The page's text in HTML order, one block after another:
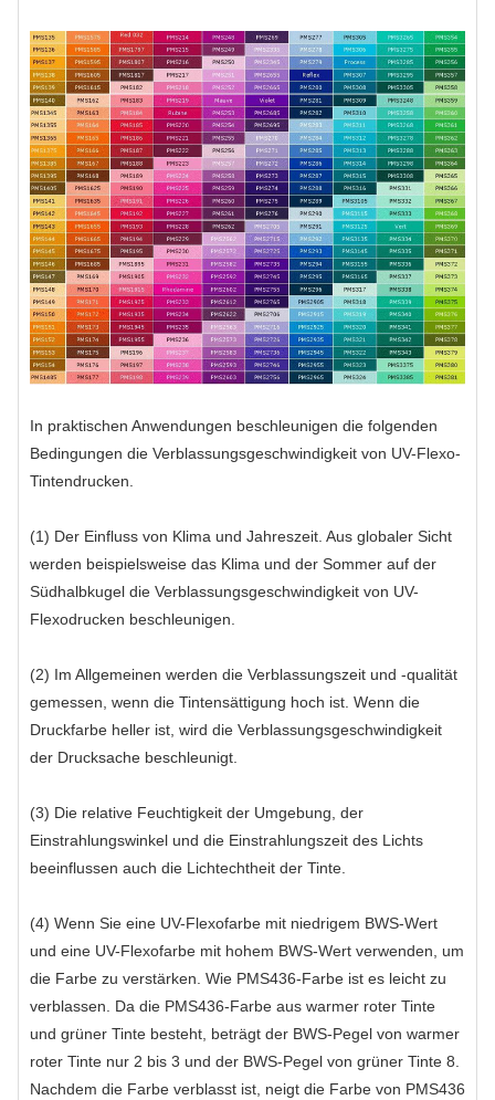
In praktischen Anwendungen beschleunigen die folgenden
Bedingungen die Verblassungsgeschwindigkeit von UV-Flexo-
Tintendrucken.
(1) Der Einfluss von Klima und Jahreszeit. Aus globaler Sicht
werden beispielsweise das Klima und der Sommer auf der
Südhalbkugel die Verblassungsgeschwindigkeit von UV-
Flexodrucken beschleunigen.
(2) Im Allgemeinen werden die Verblassungszeit und -qualität
gemessen, wenn die Tintensättigung hoch ist. Wenn die
Druckfarbe heller ist, wird die Verblassungsgeschwindigkeit
der Drucksache beschleunigt.
(3) Die relative Feuchtigkeit der Umgebung, der
Einstrahlungswinkel und die Einstrahlungszeit des Lichts
beeinflussen auch die Lichtechtheit der Tinte.
(4) Wenn Sie eine UV-Flexofarbe mit niedrigem BWS-Wert
und eine UV-Flexofarbe mit hohem BWS-Wert verwenden, um
die Farbe zu verstärken. Wie PMS436-Farbe ist es leicht zu
verblassen. Da die PMS436-Farbe aus warmer roter Tinte
und grüner Tinte besteht, beträgt der BWS-Pegel von warmer
roter Tinte nur 2 bis 3 und der BWS-Pegel von grüner Tinte 8.
Nachdem die Farbe verblasst ist, neigt die Farbe von PMS436